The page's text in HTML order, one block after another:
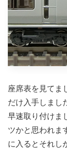
座席表を見てま
だけ入手しまし
早速取り付けま
ツかと思われま
に入るとそれし